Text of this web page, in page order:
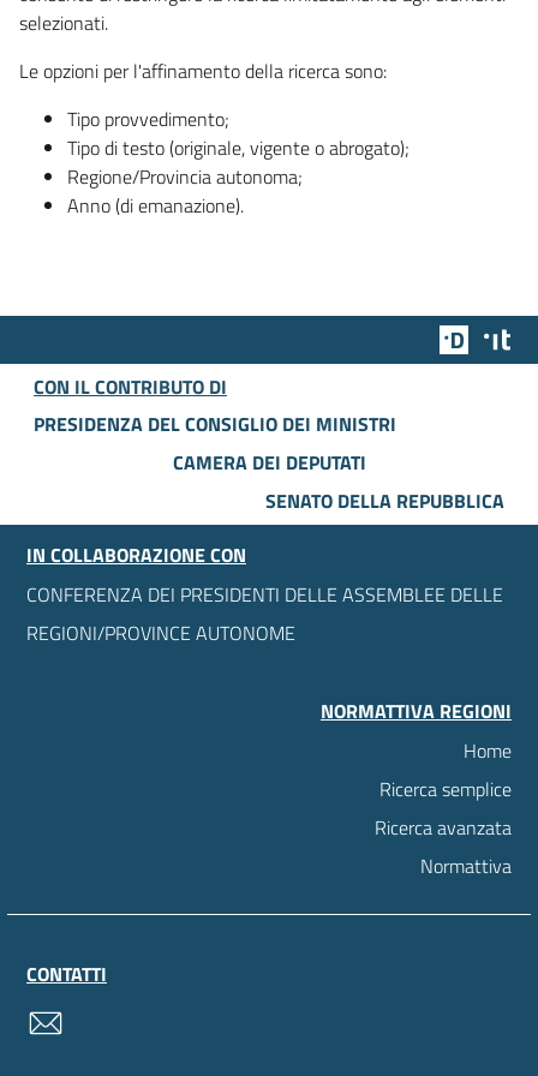
selezionati.
Le opzioni per l'affinamento della ricerca sono:
Tipo provvedimento;
Tipo di testo (originale, vigente o abrogato);
Regione/Provincia autonoma;
Anno (di emanazione).
Team
CON IL CONTRIBUTO DI
PRESIDENZA DEL CONSIGLIO DEI MINISTRI
CAMERA DEI DEPUTATI
SENATO DELLA REPUBBLICA
IN COLLABORAZIONE CON
CONFERENZA DEI PRESIDENTI DELLE ASSEMBLEE DELLE
REGIONI/PROVINCE AUTONOME
NORMATTIVA REGIONI
Home
Ricerca semplice
Ricerca avanzata
Normattiva
CONTATTI